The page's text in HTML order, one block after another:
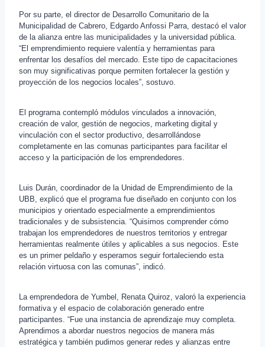
Por su parte, el director de Desarrollo Comunitario de la
Municipalidad de Cabrero, Edgardo Anfossi Parra, destacó el valor
de la alianza entre las municipalidades y la universidad pública.
“El emprendimiento requiere valentía y herramientas para
enfrentar los desafíos del mercado. Este tipo de capacitaciones
son muy significativas porque permiten fortalecer la gestión y
proyección de los negocios locales”, sostuvo.
El programa contempló módulos vinculados a innovación,
creación de valor, gestión de negocios, marketing digital y
vinculación con el sector productivo, desarrollándose
completamente en las comunas participantes para facilitar el
acceso y la participación de los emprendedores.
Luis Durán, coordinador de la Unidad de Emprendimiento de la
UBB, explicó que el programa fue diseñado en conjunto con los
municipios y orientado especialmente a emprendimientos
tradicionales y de subsistencia. “Quisimos comprender cómo
trabajan los emprendedores de nuestros territorios y entregar
herramientas realmente útiles y aplicables a sus negocios. Este
es un primer peldaño y esperamos seguir fortaleciendo esta
relación virtuosa con las comunas”, indicó.
La emprendedora de Yumbel, Renata Quiroz, valoró la experiencia
formativa y el espacio de colaboración generado entre
participantes. “Fue una instancia de aprendizaje muy completa.
Aprendimos a abordar nuestros negocios de manera más
estratégica y también pudimos generar redes y alianzas entre